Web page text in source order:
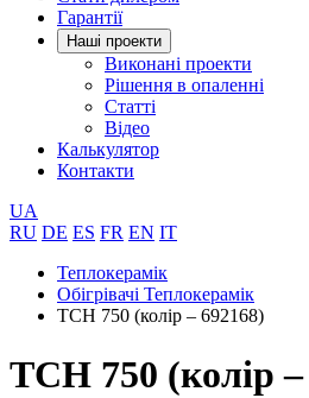
Гарантії
Нашi проекти
Виконані проекти
Рішення в опаленні
Статті
Відео
Калькулятор
Контакти
UA
RU DE ES FR EN IT
Теплокерамік
Обігрівачі Теплокерамік
TCH 750 (колір – 692168)
TCH 750 (колір